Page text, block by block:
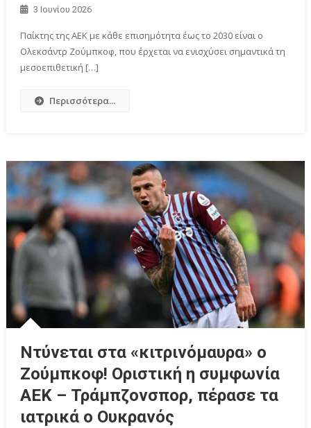
3 Ιουνίου 2026
Παίκτης της ΑΕΚ με κάθε επισημότητα έως το 2030 είναι ο
Ολεκσάντρ Ζούμπκοφ, που έρχεται να ενισχύσει σημαντικά τη
μεσοεπιθετική […]
Περισσότερα...
Ντύνεται στα «κιτρινόμαυρα» ο
Ζούμπκοφ! Οριστική η συμφωνία
ΑΕΚ – Τράμπζονσπορ, πέρασε τα
ιατρικά ο Ουκρανός